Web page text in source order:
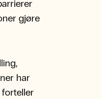
gjøre
har
forteller